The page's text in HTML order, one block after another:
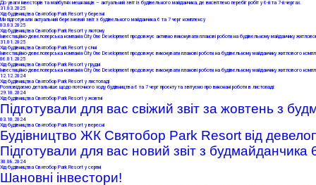
До уваги інвесторів та майбутніх мешканців – актуальний звіт із будівельного майданчика, де висвітлено перебіг робіт у 6-й та 7-й чергах.
31 .03.2025
Хід будівництва Святобор Park Resort у березні
Ми підготували актуальний березневий звіт з будівельного майданчика 6 та 7 черг комплексу
03.03.2025
Хід будівництва Святобор Park Resort у лютому
Інвестиційно-девелоперська компанія City One Development продовжує активно виконувати планові роботи на будівельному майданчику
31 .01.2025
Хід будівництва Святобор Park Resort у січні
Інвестиційно-девелоперська компанія City One Development продовжує виконувати планові роботи на будівельному майданчику житлового
06.01.2025
Хід будівництва Святобор Park Resort у грудні
Інвестиційно-девелоперська компанія City One Development продовжує виконувати планові роботи на будівельному майданчику житлового
12.12.2024
Хід будівництва Святобор Park Resort у листопаді
Розповідаємо детальніше щодо поточного ходу будівництва 6 та 7 черг проєкту та звітуємо про виконані роботи в листопаді:
29.10.2024
Хід будівництва Святобор Park Resort у жовтні
Підготували для вас свіжий звіт за жовтень з
03.10.2024
Хід будівництва Святобор Park Resort у вересні
Будівництво ЖК Святобор Park Resort від
Підготували для вас новий звіт з будмайданчика
30.08.2024
Хід будівництва Святобор Park Resort у серпні
Шановні інвестори!